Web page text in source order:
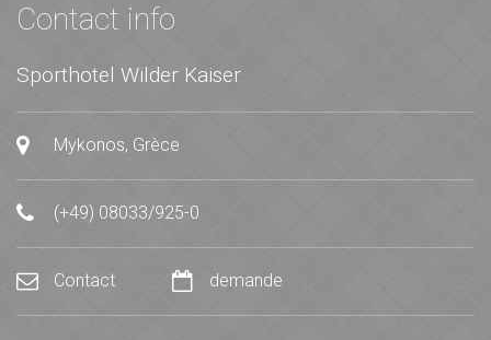
Contact info
Sporthotel Wilder Kaiser
Mykonos, Grèce
(+49) 08033/925-0
Contact demande